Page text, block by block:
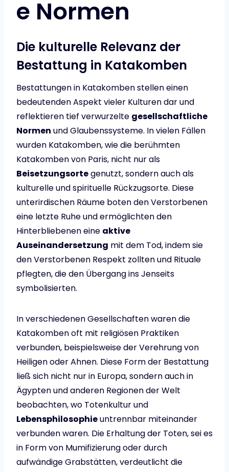
e Normen
Die kulturelle Relevanz der
Bestattung in Katakomben
Bestattungen in Katakomben stellen einen
bedeutenden Aspekt vieler Kulturen dar und
reflektieren tief verwurzelte gesellschaftliche
Normen und Glaubenssysteme. In vielen Fällen
wurden Katakomben, wie die berühmten
Katakomben von Paris, nicht nur als
Beisetzungsortegenutzt, sondern auch als
kulturelle und spirituelle Rückzugsorte. Diese
unterirdischen Räume boten den Verstorbenen
eine letzte Ruhe und ermöglichten den
Hinterbliebenen eine aktive
Auseinandersetzung mit dem Tod, indem sie
den Verstorbenen Respekt zollten und Rituale
pflegten, die den Übergang ins Jenseits
symbolisierten.
In verschiedenen Gesellschaften waren die
Katakomben oft mit religiösen Praktiken
verbunden, beispielsweise der Verehrung von
Heiligen oder Ahnen. Diese Form der Bestattung
ließ sich nicht nur in Europa, sondern auch in
Ägypten und anderen Regionen der Welt
beobachten, wo Totenkultur und
Lebensphilosophieuntrennbar miteinander
verbunden waren. Die Erhaltung der Toten, sei es
in Form von Mumifizierung oder durch
aufwändige Grabstätten, verdeutlicht die